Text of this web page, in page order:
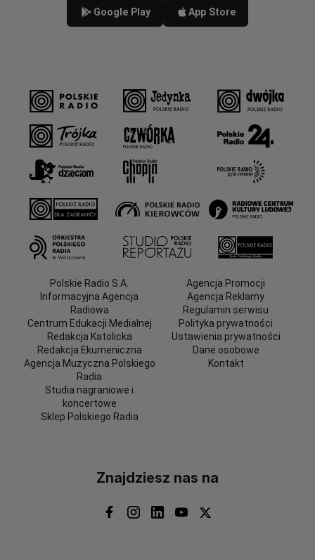
Google Play App Store
Polskie Radio S.A.
Informacyjna Agencja
Radiowa
Centrum Edukacji Medialnej
Redakcja Katolicka
Redakcja Ekumeniczna
Agencja Muzyczna Polskiego
Radia
Studia nagraniowe i
koncertowe
Sklep Polskiego Radia
Agencja Promocji
Agencja Reklamy
Regulamin serwisu
Polityka prywatności
Ustawienia prywatności
Dane osobowe
Kontakt
Znajdziesz nas na